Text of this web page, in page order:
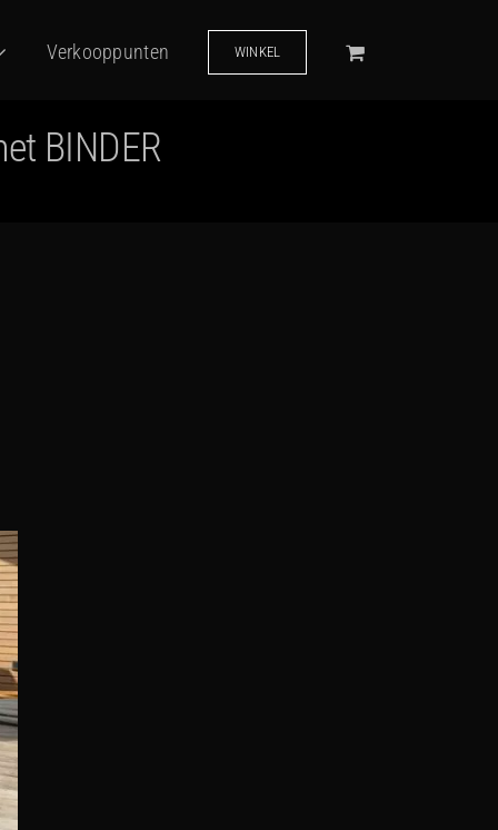
Verkooppunten WINKEL
BINDER